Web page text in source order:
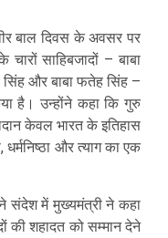
बाल दिवस के अवसर पर
साहिबजादों – बाबा
सिंह और बाबा फतेह सिंह –
है। उन्होंने कहा कि गुरु
केवल भारत के इतिहास
और त्याग का एक
संदेश में मुख्यमंत्री ने कहा
की शहादत को सम्मान देने